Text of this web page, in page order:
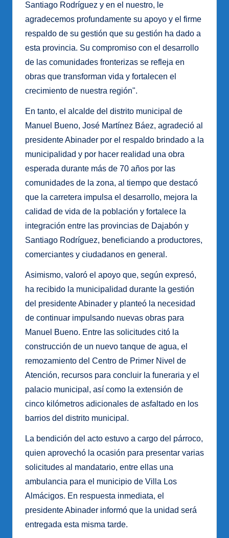
Santiago Rodríguez y en el nuestro, le
agradecemos profundamente su apoyo y el firme
respaldo de su gestión que su gestión ha dado a
esta provincia. Su compromiso con el desarrollo
de las comunidades fronterizas se refleja en
obras que transforman vida y fortalecen el
crecimiento de nuestra región".
En tanto, el alcalde del distrito municipal de
Manuel Bueno, José Martínez Báez, agradeció al
presidente Abinader por el respaldo brindado a la
municipalidad y por hacer realidad una obra
esperada durante más de 70 años por las
comunidades de la zona, al tiempo que destacó
que la carretera impulsa el desarrollo, mejora la
calidad de vida de la población y fortalece la
integración entre las provincias de Dajabón y
Santiago Rodríguez, beneficiando a productores,
comerciantes y ciudadanos en general.
Asimismo, valoró el apoyo que, según expresó,
ha recibido la municipalidad durante la gestión
del presidente Abinader y planteó la necesidad
de continuar impulsando nuevas obras para
Manuel Bueno. Entre las solicitudes citó la
construcción de un nuevo tanque de agua, el
remozamiento del Centro de Primer Nivel de
Atención, recursos para concluir la funeraria y el
palacio municipal, así como la extensión de
cinco kilómetros adicionales de asfaltado en los
barrios del distrito municipal.
La bendición del acto estuvo a cargo del párroco,
quien aprovechó la ocasión para presentar varias
solicitudes al mandatario, entre ellas una
ambulancia para el municipio de Villa Los
Almácigos. En respuesta inmediata, el
presidente Abinader informó que la unidad será
entregada esta misma tarde.